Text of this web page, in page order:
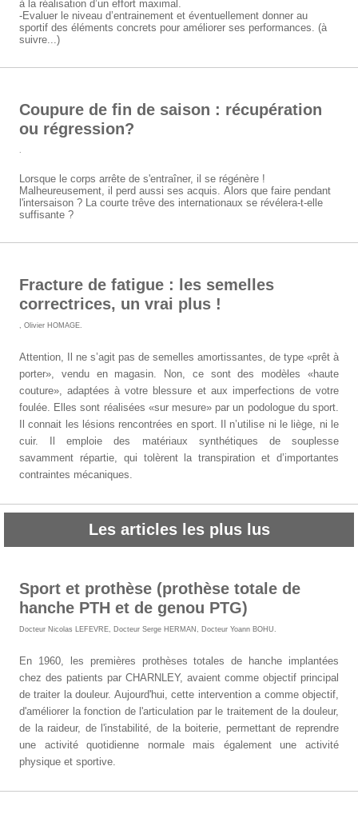
à la réalisation d’un effort maximal.
-Evaluer le niveau d’entrainement et éventuellement donner au
sportif des éléments concrets pour améliorer ses performances. (à
suivre...)
Coupure de fin de saison : récupération
ou régression?
Lorsque le corps arrête de s'entraîner, il se régénère !
Malheureusement, il perd aussi ses acquis. Alors que faire pendant
l'intersaison ? La courte trêve des internationaux se révélera-t-elle
suffisante ?
Fracture de fatigue : les semelles
correctrices, un vrai plus !
Olivier HOMAGE
Attention, Il ne s’agit pas de semelles amortissantes, de type «prêt à
porter», vendu en magasin. Non, ce sont des modèles «haute
couture», adaptées à votre blessure et aux imperfections de votre
foulée. Elles sont réalisées «sur mesure» par un podologue du sport.
Il connait les lésions rencontrées en sport. Il n’utilise ni le liège, ni le
cuir. Il emploie des matériaux synthétiques de souplesse
savamment répartie, qui tolèrent la transpiration et d’importantes
contraintes mécaniques.
Les articles les plus lus
Sport et prothèse (prothèse totale de
hanche PTH et de genou PTG)
Docteur Nicolas LEFEVRE Docteur Serge HERMAN Docteur Yoann BOHU
En 1960, les premières prothèses totales de hanche implantées
chez des patients par CHARNLEY, avaient comme objectif principal
de traiter la douleur. Aujourd'hui, cette intervention a comme objectif,
d'améliorer la fonction de l'articulation par le traitement de la douleur,
de la raideur, de l'instabilité, de la boiterie, permettant de reprendre
une activité quotidienne normale mais également une activité
physique et sportive.